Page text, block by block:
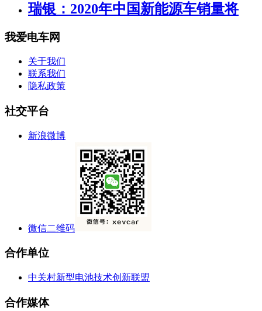
瑞银：2020年中国新能源车销量将
我爱电车网
关于我们
联系我们
隐私政策
社交平台
新浪微博
微信二维码
合作单位
中关村新型电池技术创新联盟
合作媒体